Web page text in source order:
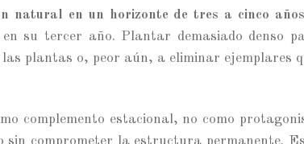
natural en un horizonte de tres a cinco años
su tercer año. Plantar demasiado denso
plantas o, peor aún, a eliminar ejemplares
complemento estacional, no como
sin comprometer la estructura permanente.